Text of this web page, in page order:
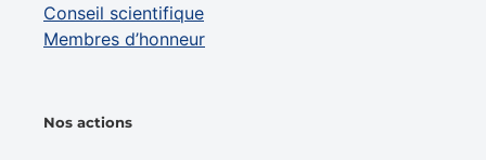
Conseil scientifique
Membres d’honneur
Nos actions